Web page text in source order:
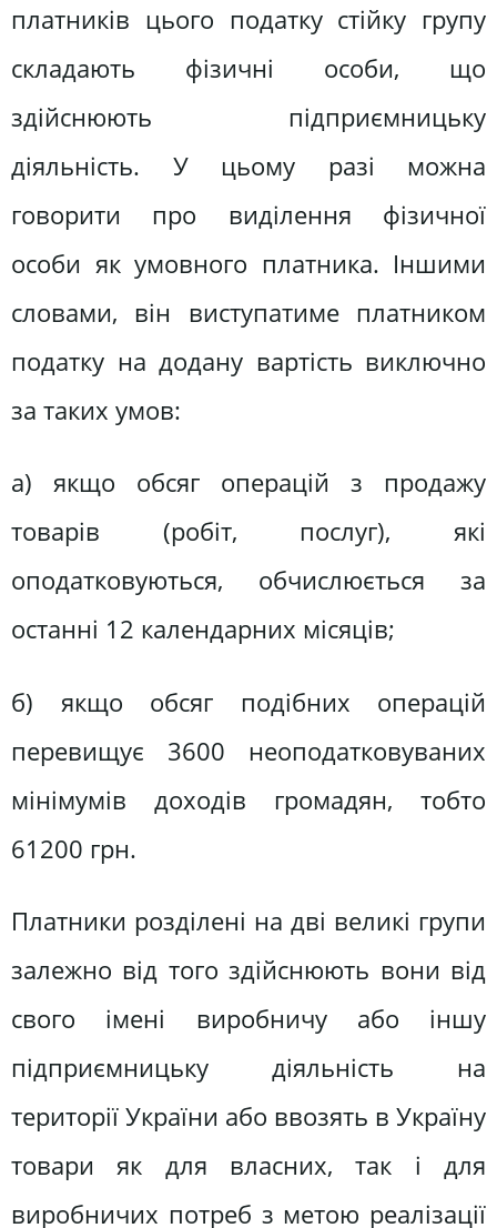
платників цього податку стійку групу
складають фізичні особи, що
здійснюють підприємницьку
діяльність. У цьому разі можна
говорити про виділення фізичної
особи як умовного платника. Іншими
словами, він виступатиме платником
податку на додану вартість виключно
за таких умов:
а) якщо обсяг операцій з продажу
товарів (робіт, послуг), які
оподатковуються, обчислюється за
останні 12 календарних місяців;
б) якщо обсяг подібних операцій
перевищує 3600 неоподатковуваних
мінімумів доходів громадян, тобто
61200 грн.
Платники розділені на дві великі групи
залежно від того здійснюють вони від
свого імені виробничу або іншу
підприємницьку діяльність на
території України або ввозять в Україну
товари як для власних, так і для
виробничих потреб з метою реалізації